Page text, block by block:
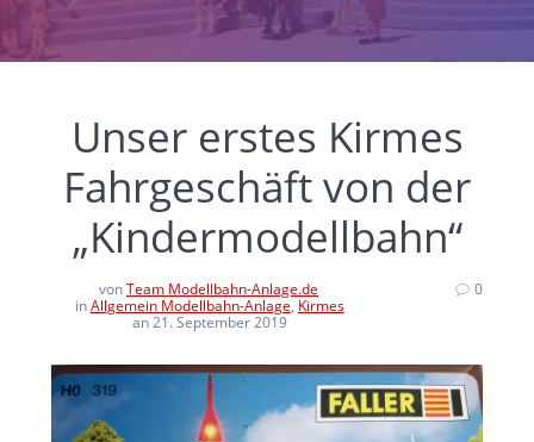
Unser erstes Kirmes
Fahrgeschäft von der
„Kindermodellbahn“
vonTeam Modellbahn-Anlage.de
inAllgemein Modellbahn-Anlage, Kirmes
an 21. September 2019
0